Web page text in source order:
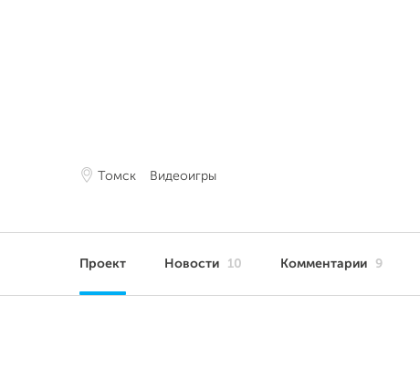
Томск Видеоигры
Проект Новости 10 Комментарии 9